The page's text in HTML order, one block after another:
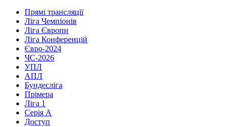
Прямі трансляції
Ліга Чемпіонів
Ліга Європи
Ліга Конференцій
Євро-2024
ЧС-2026
УПЛ
АПЛ
Бундесліга
Прімера
Ліга 1
Серія А
Доступ